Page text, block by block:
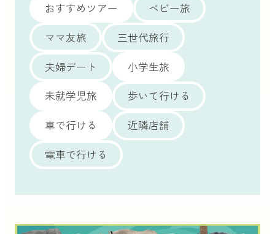
おすすめツアー
ベビー旅
ママ友旅
三世代旅行
夫婦デート
小学生旅
未就学児旅
歩いて行ける
車で行ける
近隣店舗
電車で行ける